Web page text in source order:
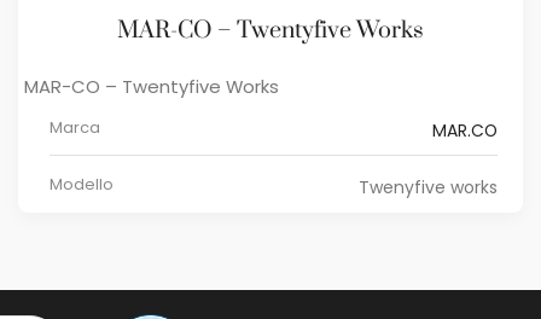
MAR-CO – Twentyfive Works
MAR-CO – Twentyfive Works
Marca MAR.CO
Modello Twenyfive works